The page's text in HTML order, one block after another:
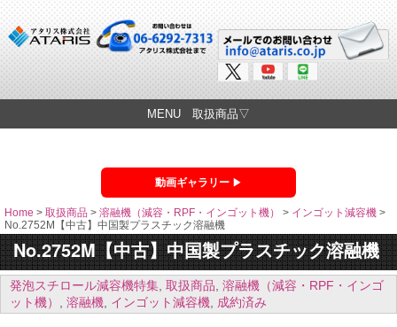
MENU 取扱商品▽
動画ギャラリー
Home > 取扱商品 > 溶融機（減容・RPF・インゴット機） > インゴット減容機 >
No.2752M【中古】中国製プラスチック溶融機
No.2752M【中古】中国製プラスチック溶融機
発泡スチロール減容機特集, 取扱商品, 溶融機（減容・RPF・インゴ
ット機） , 溶融機, インゴット減容機, 成約済み